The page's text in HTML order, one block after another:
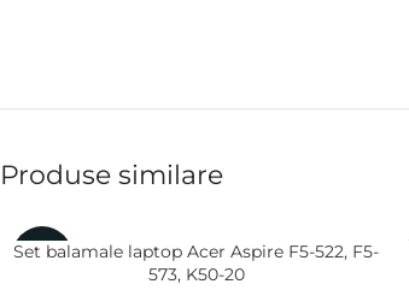
Produse similare
-38%
Set balamale laptop Acer Aspire F5-522, F5-
573, K50-20